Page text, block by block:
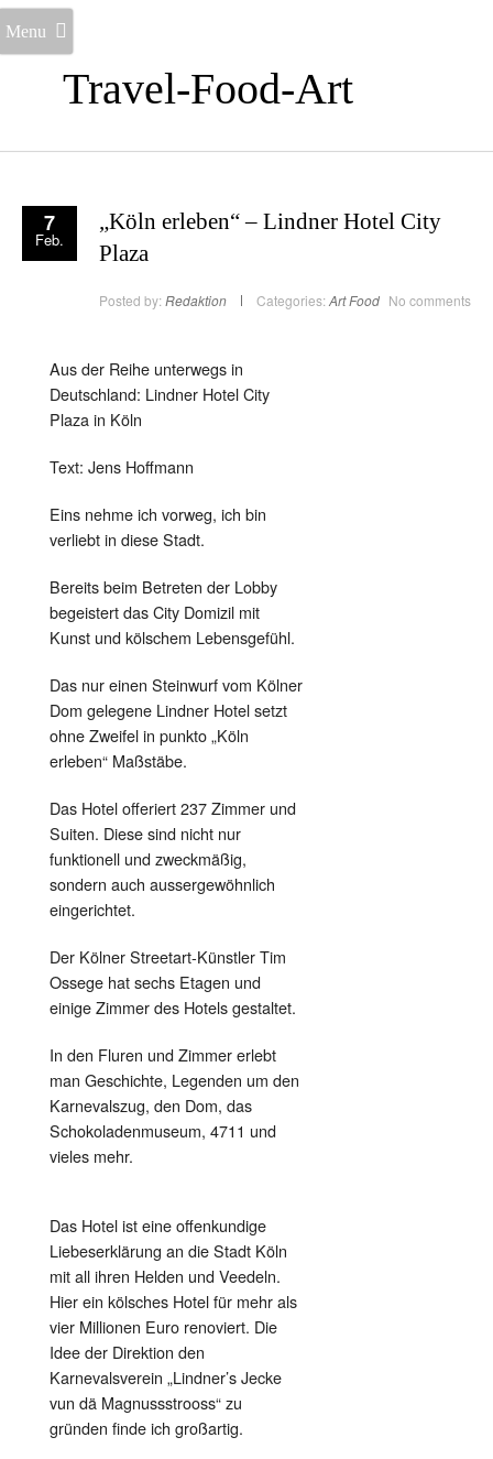
Travel-Food-Art
Menu
7
Feb.
„Köln erleben“ – Lindner Hotel City
Plaza
Posted by: Redaktion Categories: ArtFood No comments
Aus der Reihe unterwegs in
Deutschland: Lindner Hotel City
Plaza in Köln
Text: Jens Hoffmann
Eins nehme ich vorweg, ich bin
verliebt in diese Stadt.
Bereits beim Betreten der Lobby
begeistert das City Domizil mit
Kunst und kölschem Lebensgefühl.
Das nur einen Steinwurf vom Kölner
Dom gelegene Lindner Hotel setzt
ohne Zweifel in punkto „Köln
erleben“ Maßstäbe.
Das Hotel offeriert 237 Zimmer und
Suiten. Diese sind nicht nur
funktionell und zweckmäßig,
sondern auch aussergewöhnlich
eingerichtet.
Der Kölner Streetart-Künstler Tim
Ossege hat sechs Etagen und
einige Zimmer des Hotels gestaltet.
In den Fluren und Zimmer erlebt
man Geschichte, Legenden um den
Karnevalszug, den Dom, das
Schokoladenmuseum, 4711 und
vieles mehr.
Das Hotel ist eine offenkundige
Liebeserklärung an die Stadt Köln
mit all ihren Helden und Veedeln.
Hier ein kölsches Hotel für mehr als
vier Millionen Euro renoviert. Die
Idee der Direktion den
Karnevalsverein „Lindner’s Jecke
vun dä Magnussstrooss“ zu
gründen finde ich großartig.